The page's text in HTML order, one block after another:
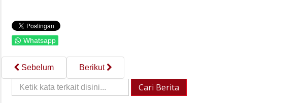
Whatsapp
Sebelum
Berikut
Cari
Berita::
Cari Berita